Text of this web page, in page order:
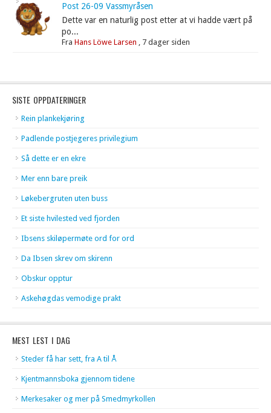
Post 26-09 Vassmyråsen
Dette var en naturlig post etter at vi hadde vært på
po...
FraHans Löwe Larsen 7 dager siden
SISTE OPPDATERINGER
Rein plankekjøring
Padlende postjegeres privilegium
Så dette er en ekre
Mer enn bare preik
Løkebergruten uten buss
Et siste hvilested ved fjorden
Ibsens skiløpermøte ord for ord
Da Ibsen skrev om skirenn
Obskur opptur
Askehøgdas vemodige prakt
MEST LEST I DAG
Steder få har sett, fra A til Å
Kjentmannsboka gjennom tidene
Merkesaker og mer på Smedmyrkollen